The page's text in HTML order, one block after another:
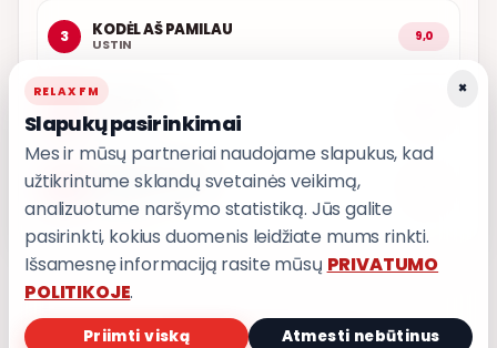
3 KODĖL AŠ PAMILAU
USTIN 9,0
T3
5 IŠ MANO ŠIRDIES
PRIVATUMO POLITIKA
×
RELAX FM
Slapukų pasirinkimai
Mes ir mūsų partneriai naudojame slapukus, kad
užtikrintume sklandų svetainės veikimą,
analizuotume naršymo statistiką. Jūs galite
pasirinkti, kokius duomenis leidžiate mums rinkti.
Išsamesnę informaciją rasite mūsų PRIVATUMO
POLITIKOJE.
Priimti viską Atmesti nebūtinus